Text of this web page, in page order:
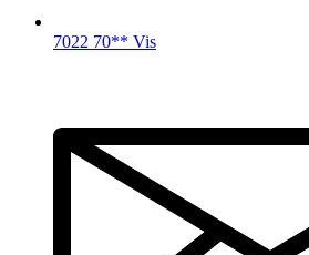
7022 70** Vis